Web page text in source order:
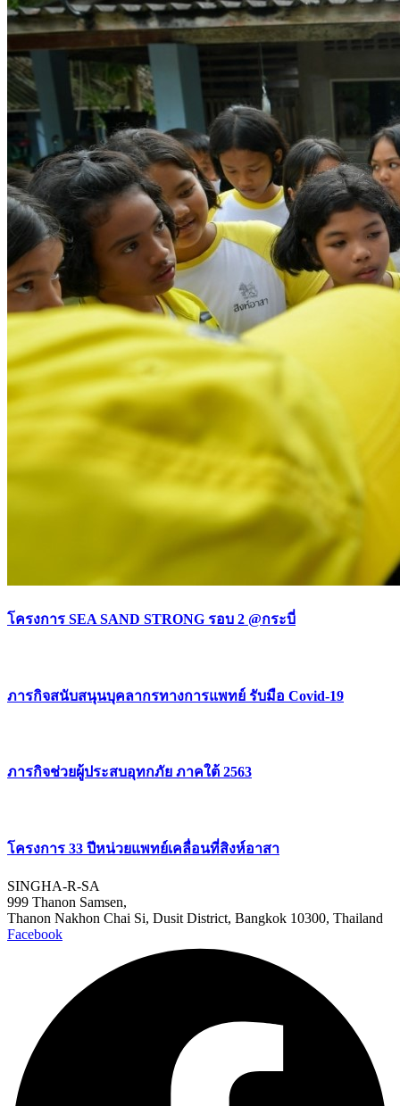
โครงการ SEA SAND STRONG รอบ 2 @กระบี่
ภารกิจสนับสนุนบุคลากรทางการแพทย์ รับมือ Covid-19
ภารกิจช่วยผู้ประสบอุทกภัย ภาคใต้ 2563
โครงการ 33 ปีหน่วยแพทย์เคลื่อนที่สิงห์อาสา
SINGHA-R-SA
999 Thanon Samsen,
Thanon Nakhon Chai Si, Dusit District, Bangkok 10300, Thailand
Facebook